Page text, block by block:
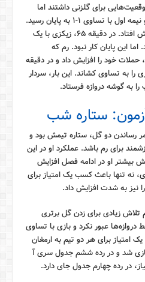
برای گلزنی داشتند اما
نتوانستند از آنها استفاده کنند و نیمه اول با تساوی ۱-۱ به پایان رسید.
در نیمه دوم، بولونیا بار دیگر پیش افتاد. در دقیقه ۶۵، زیکزی با یک
این پایان کار نبود. رم که
حملات خود را افزایش داد و در دقیقه
را به تساوی کشاند. این بار، سردار
به گوشه دروازه فرستاد.
ستاره شب
رساندن دو گل، ستاره تیمش بود و
برای رم باشد. عملکرد او در این
بیشتر او در ادامه فصل افزایش
نه تنها باعث کسب یک امتیاز برای
نیز به شدت افزایش داد.
تلاش زیادی برای زدن گل برتری
دروازه‌ها عبور نکرد و بازی با تساوی
یک امتیاز برای هر دو تیم به ارمغان
با این تساوی، ۲۵ امتیازی شد و در رده ششم جدول سری آ